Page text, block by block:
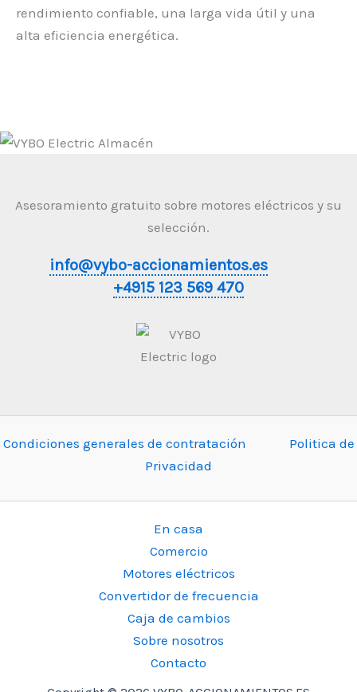
rendimiento confiable, una larga vida útil y una
alta eficiencia energética.
Asesoramiento gratuito sobre motores eléctricos y su
selección.
info@vybo-accionamientos.es
+4915 123 569 470
Condiciones generales de contratación
Politica de
Privacidad
En casa
Comercio
Motores eléctricos
Convertidor de frecuencia
Caja de cambios
Sobre nosotros
Contacto